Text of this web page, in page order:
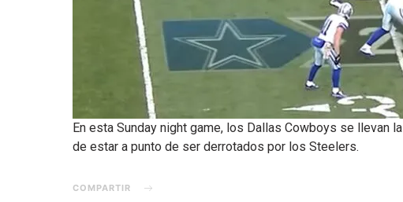
En esta Sunday night game, los Dallas Cowboys se llevan
de estar a punto de ser derrotados por los Steelers.
COMPARTIR